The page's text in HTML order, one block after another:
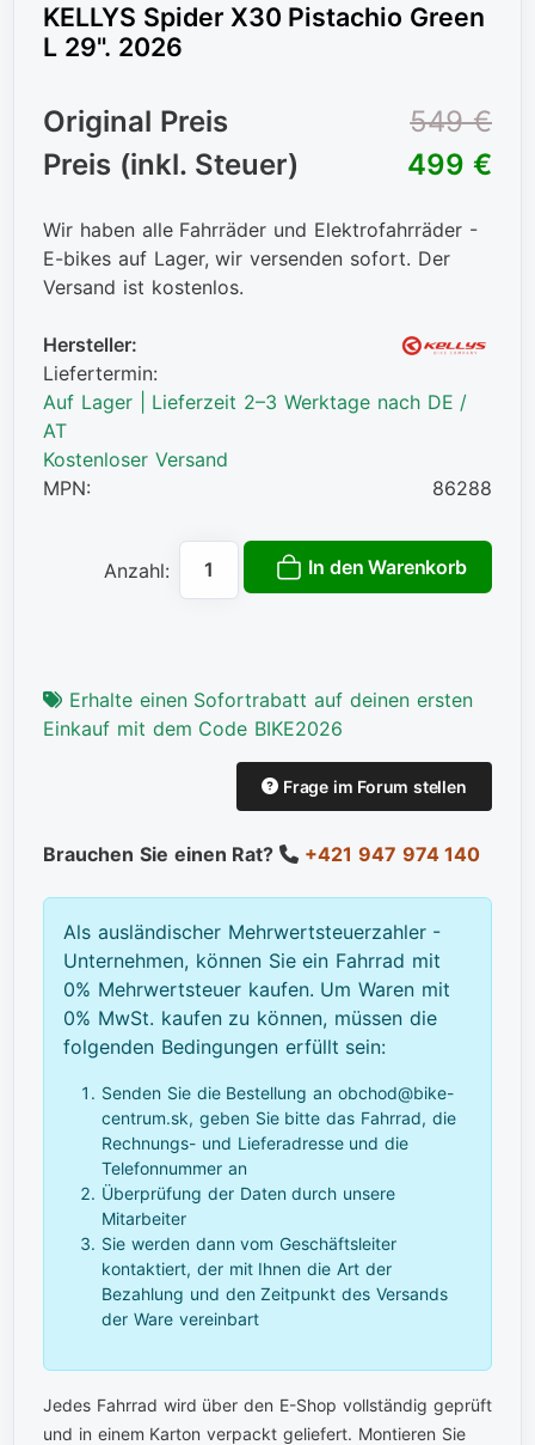
KELLYS Spider X30 Pistachio Green
L 29". 2026
Original Preis
549 €
Preis (inkl. Steuer)
499 €
Wir haben alle Fahrräder und Elektrofahrräder -
E-bikes auf Lager, wir versenden sofort. Der
Versand ist kostenlos.
Hersteller:
Liefertermin:
Auf Lager | Lieferzeit 2–3 Werktage nach DE /
AT
Kostenloser Versand
MPN:
86288
Anzahl: In den Warenkorb
Erhalte einen Sofortrabatt auf deinen ersten
Einkauf mit dem Code BIKE2026
Frage im Forum stellen
Brauchen Sie einen Rat? +421 947 974 140
Als ausländischer Mehrwertsteuerzahler -
Unternehmen, können Sie ein Fahrrad mit
0% Mehrwertsteuer kaufen. Um Waren mit
0% MwSt. kaufen zu können, müssen die
folgenden Bedingungen erfüllt sein:
Senden Sie die Bestellung an obchod@bike-
centrum.sk, geben Sie bitte das Fahrrad, die
Rechnungs- und Lieferadresse und die
Telefonnummer an
Überprüfung der Daten durch unsere
Mitarbeiter
Sie werden dann vom Geschäftsleiter
kontaktiert, der mit Ihnen die Art der
Bezahlung und den Zeitpunkt des Versands
der Ware vereinbart
Jedes Fahrrad wird über den E-Shop vollständig geprüft
und in einem Karton verpackt geliefert. Montieren Sie